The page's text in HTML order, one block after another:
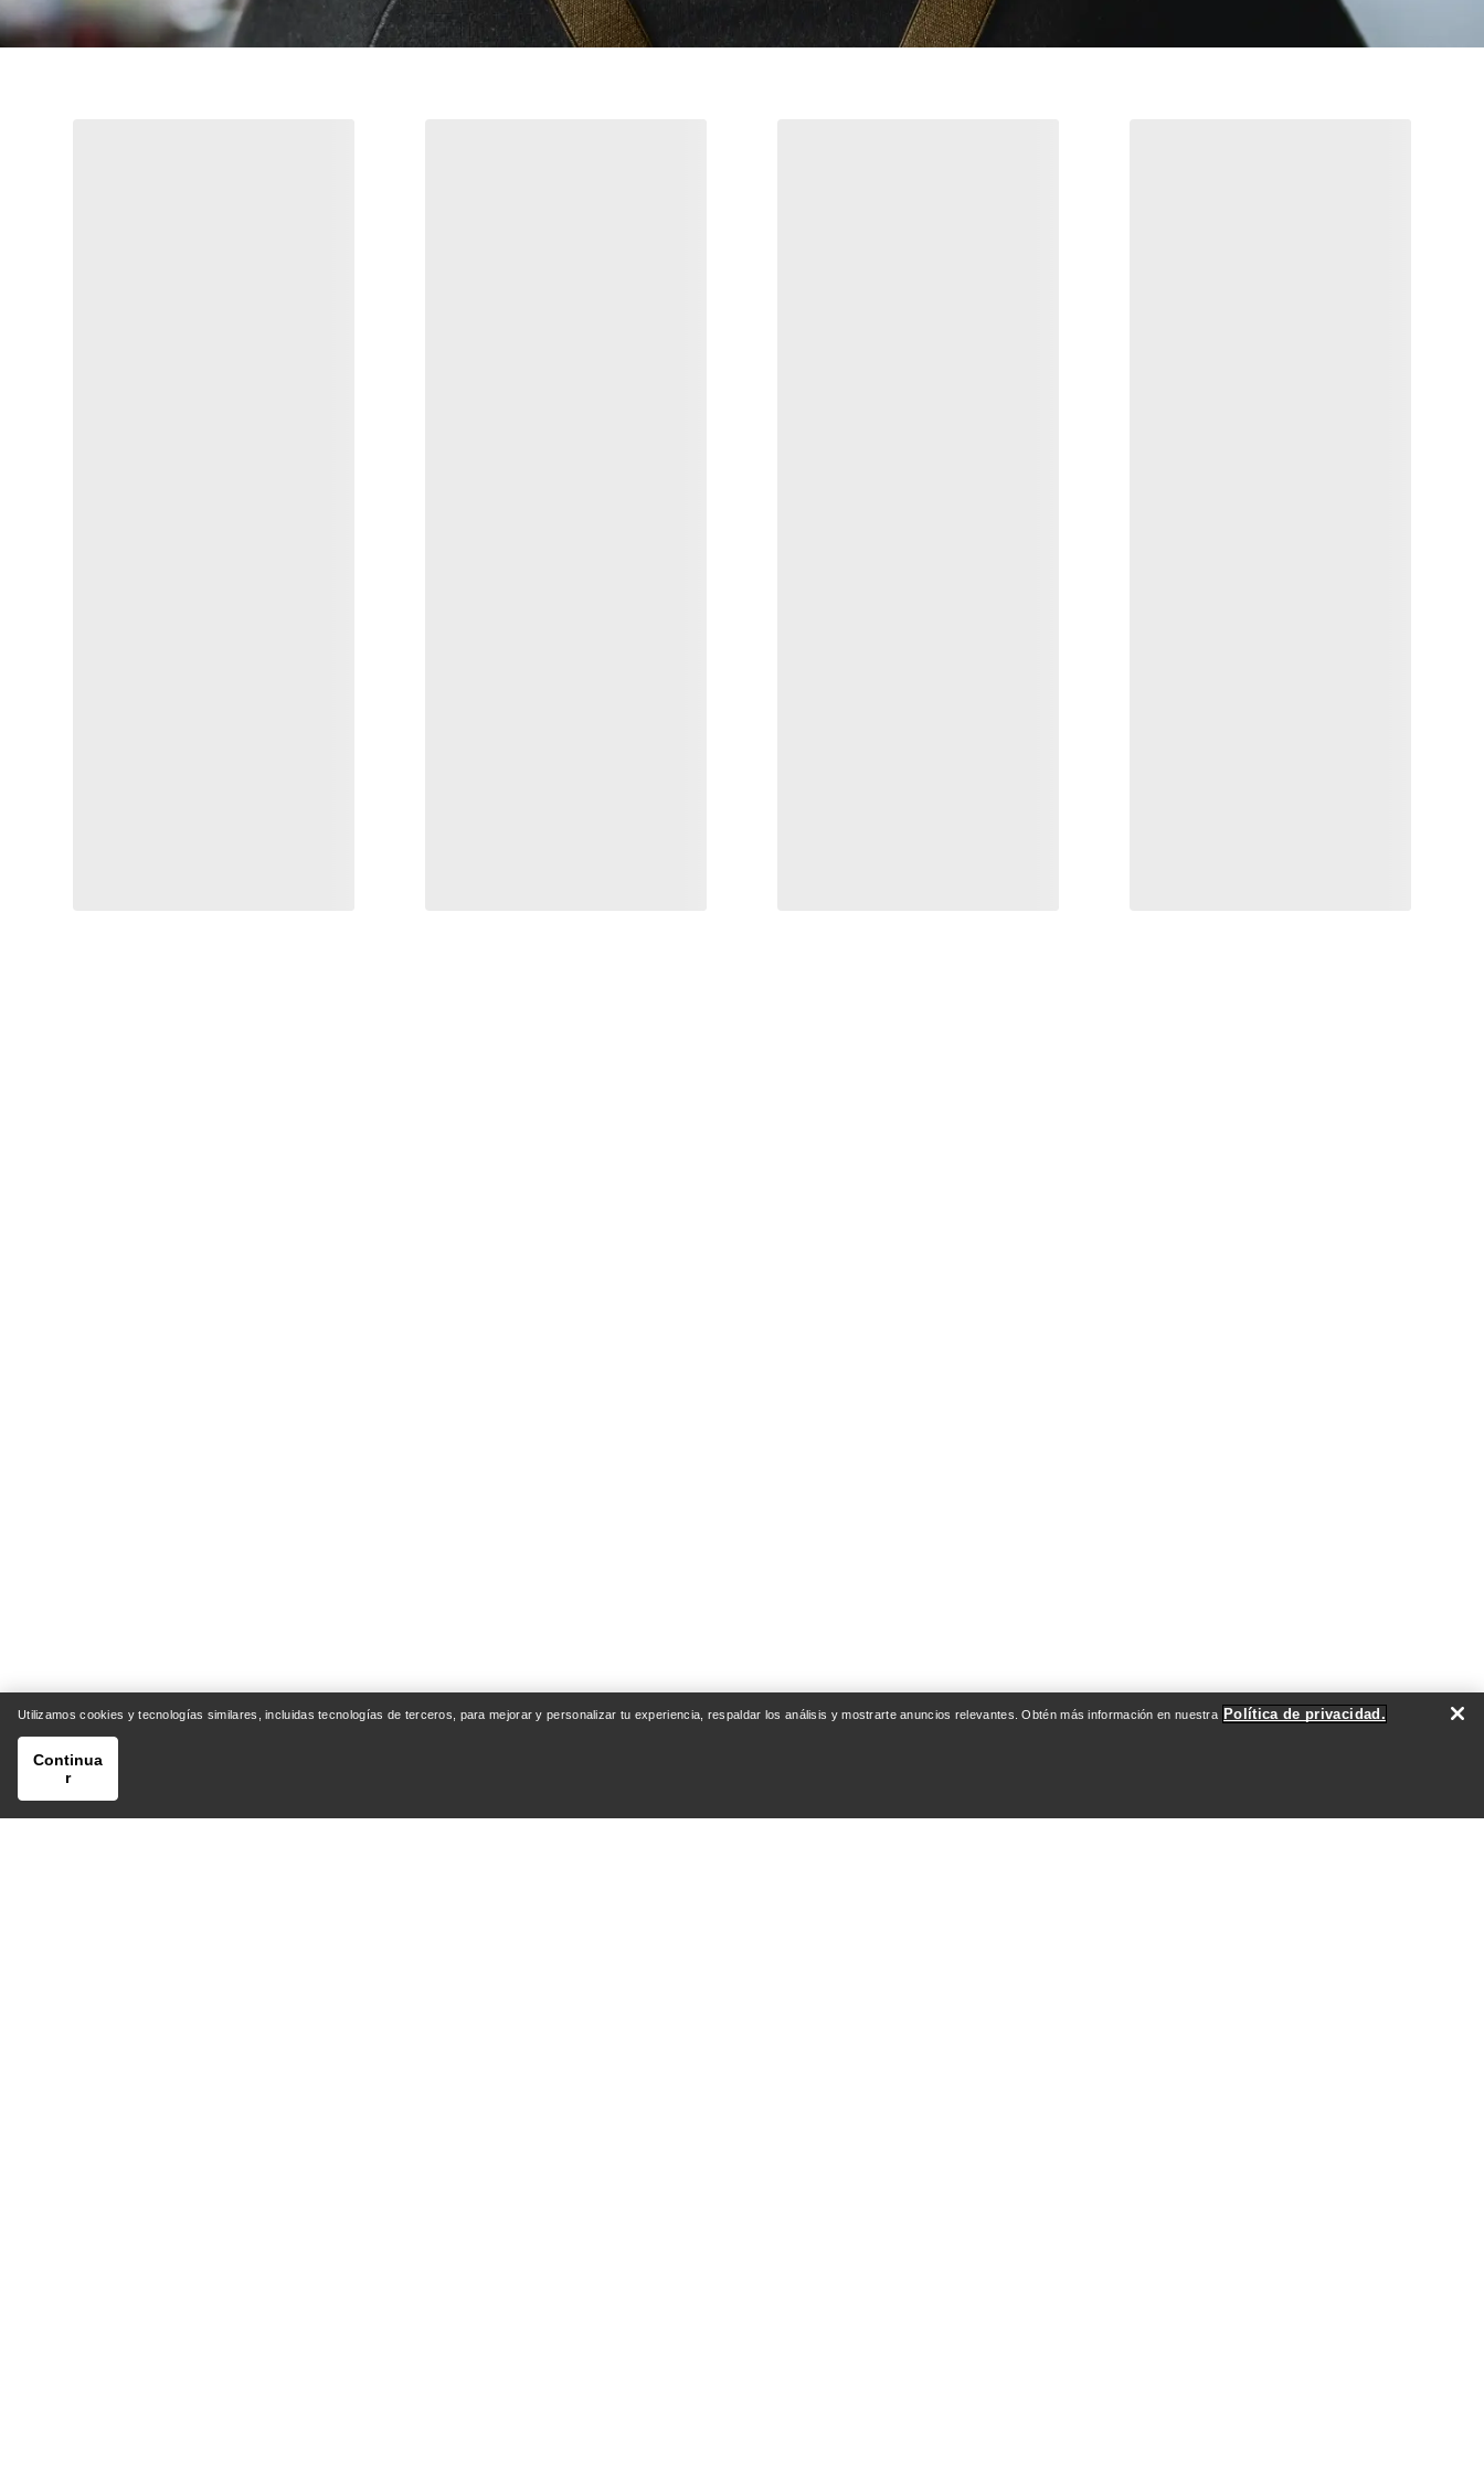
Utilizamos cookies y tecnologías similares, incluidas tecnologías de terceros, para mejorar y personalizar tu experiencia, respaldar los análisis y mostrarte anuncios relevantes. Obtén más información en nuestra Política de privacidad.
Continua
r